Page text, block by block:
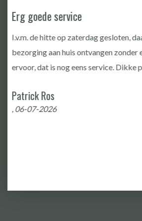
Good communication,good Quality
10
, 19-06-2026